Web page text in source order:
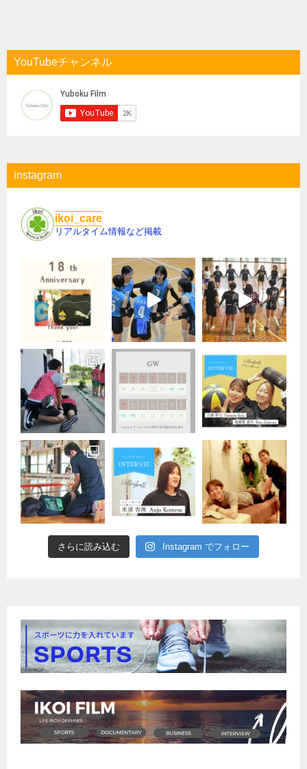
YouTubeチャンネル
instagram
ikoi_care
リアルタイム情報など掲載
さらに読み込む Instagram でフォロー